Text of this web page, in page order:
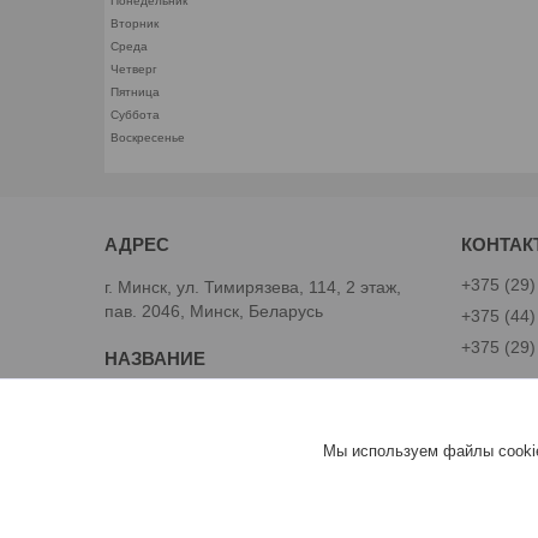
Вторник
Среда
Четверг
Пятница
Суббота
Воскресенье
г. Минск, ул. Тимирязева, 114, 2 этаж,
пав. 2046, Минск, Беларусь
+375
+375
+375
Мы используем файлы